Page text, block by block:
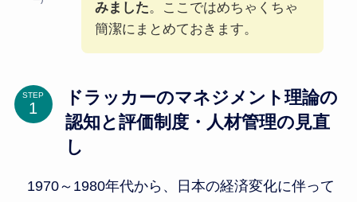
みました。ここではめちゃくちゃ
簡潔にまとめておきます。
STEP
ドラッカーのマネジメント理論の
認知と評価制度・人材管理の見直
し
1970～1980年代から、日本の経済変化に伴って